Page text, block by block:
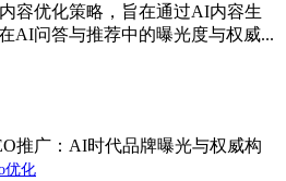
容优化策略，旨在通过AI内容生
AI问答与推荐中的曝光度与权威...
推广：AI时代品牌曝光与权威构
优化